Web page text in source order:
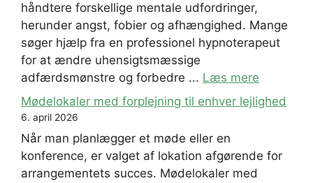
håndtere forskellige mentale udfordringer,
herunder angst, fobier og afhængighed. Mange
søger hjælp fra en professionel hypnoterapeut
for at ændre uhensigtsmæssige
adfærdsmønstre og forbedre ... Læs mere
Mødelokaler med forplejning til enhver lejlighed
6. april 2026
Når man planlægger et møde eller en
konference, er valget af lokation afgørende for
arrangementets succes. Mødelokaler med